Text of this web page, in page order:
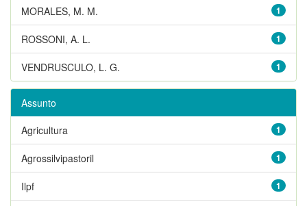
1
MORALES, M. M.
1
ROSSONI, A. L.
1
VENDRUSCULO, L. G.
Assunto
1
Agricultura
1
Agrossilvipastoril
1
Ilpf